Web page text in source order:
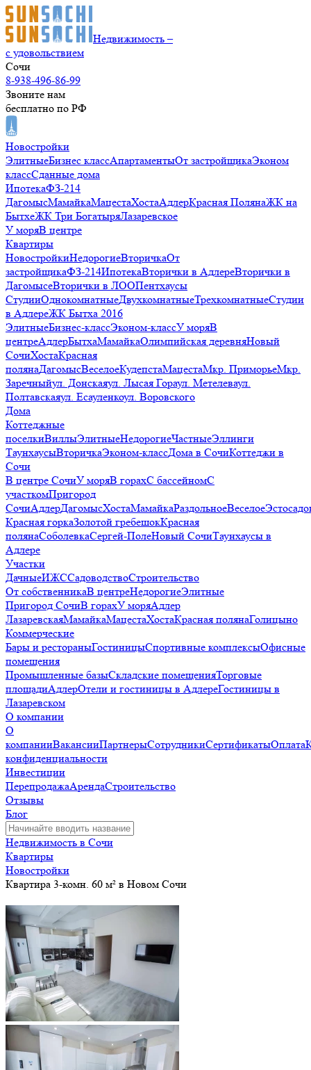
Недвижимость –
с удовольствием
Сочи
8-938-496-86-99
Звоните нам
бесплатно по РФ
Новостройки
ЭлитныеБизнес классАпартаментыОт застройщикаЭконом
классСданные дома
ИпотекаФЗ-214
ДагомысМамайкаМацестаХостаАдлерКрасная ПолянаЖК на
БытхеЖК Три БогатыряЛазаревское
У моряВ центре
Квартиры
НовостройкиНедорогиеВторичкаОт
застройщикаФЗ-214ИпотекаВторички в АдлереВторички в
ДагомысеВторички в ЛООПентхаусы
СтудииОднокомнатныеДвухкомнатныеТрехкомнатныеСтудии
в АдлереЖК Бытха 2016
ЭлитныеБизнес-классЭконом-классУ моряВ
центреАдлерБытхаМамайкаОлимпийская деревняНовый
СочиХостаКрасная
полянаДагомысВеселоеКудепстаМацестаМкр. ПриморьеМкр.
Заречныйул. Донскаяул. Лысая Гораул. Метелеваул.
Полтавскаяул. Есауленкоул. Воровского
Дома
Коттеджные
поселкиВиллыЭлитныеНедорогиеЧастныеЭллинги
ТаунхаусыВторичкаЭконом-классДома в СочиКоттеджи в
Сочи
В центре СочиУ моряВ горахС бассейномС
участкомПригород
СочиАдлерДагомысХостаМамайкаРаздольноеВеселое
Красная горкаЗолотой гребешокКрасная
полянаСоболевкаСергей-ПолеНовый СочиТаунхаусы в
Адлере
Участки
ДачныеИЖССадоводствоСтроительство
От собственникаВ центреНедорогиеЭлитные
Пригород СочиВ горахУ моряАдлер
ЛазаревскаяМамайкаМацестаХостаКрасная полянаГолицыно
Коммерческие
Бары и рестораныГостиницыСпортивные комплексыОфисные
помещения
Промышленные базыСкладские помещенияТорговые
площадиАдлерОтели и гостиницы в АдлереГостиницы в
Лазаревском
О компании
О
компанииВакансииПартнерыСотрудникиСертификатыОплата
конфиденциальности
Инвестиции
ПерепродажаАрендаСтроительство
Отзывы
Блог
Недвижимость в Сочи
Квартиры
Новостройки
Квартира 3-комн. 60 м² в Новом Сочи